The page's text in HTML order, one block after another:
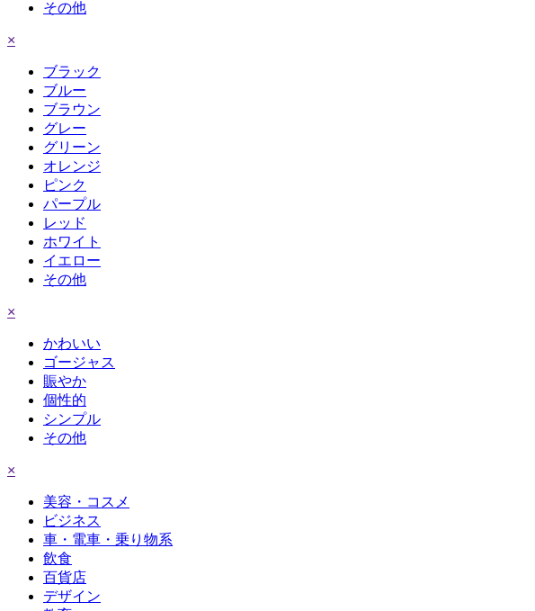
その他
×
ブラック
ブルー
ブラウン
グレー
グリーン
オレンジ
ピンク
パープル
レッド
ホワイト
イエロー
その他
×
かわいい
ゴージャス
賑やか
個性的
シンプル
その他
×
美容・コスメ
ビジネス
車・電車・乗り物系
飲食
百貨店
デザイン